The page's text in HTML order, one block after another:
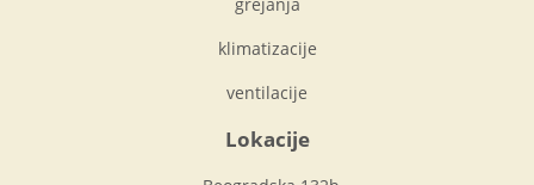
klimatizacije
ventilacije
Lokacije